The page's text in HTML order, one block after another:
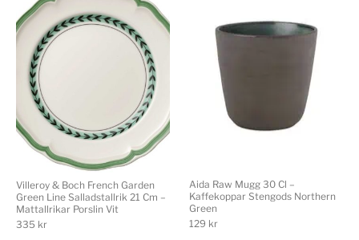
Villeroy & Boch French Garden
Green Line Salladstallrik 21 Cm –
Mattallrikar Porslin Vit
335 kr
Aida Raw Mugg 30 Cl –
Kaffekoppar Stengods Northern
Green
129 kr